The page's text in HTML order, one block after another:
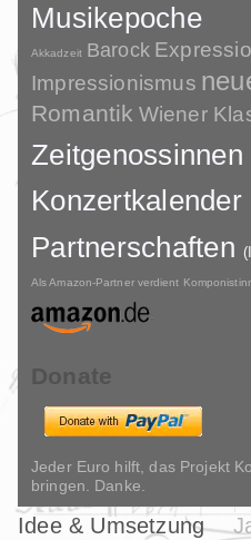
Musikepoche
Akkadzeit Barock
Impressionismus
Romantik Wiener
Zeitgenossinnen
Konzertkalender
Partnerschaften
Als Amazon-Partner verdient
Donate
Jeder Euro hilft, das Projekt
bringen. Danke.
Idee & Umsetzung